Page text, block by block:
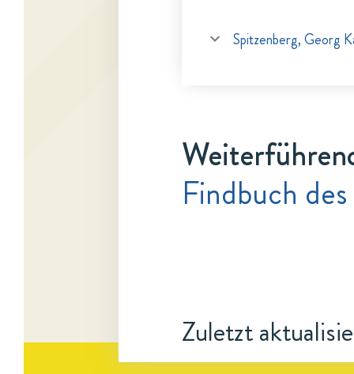
Spitzenberg, Georg
Findbuch
Zuletzt